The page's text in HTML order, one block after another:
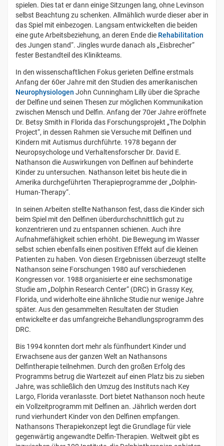
spielen. Dies tat er dann einige Sitzungen lang, ohne Levinson
selbst Beachtung zu schenken. Allmählich wurde dieser aber in
das Spiel mit einbezogen. Langsam entwickelten die beiden
eine gute Arbeitsbeziehung, an deren Ende die Rehabilitation
des Jungen stand“. Jingles wurde danach als „Eisbrecher“
fester Bestandteil des Klinikteams.
In den wissenschaftlichen Fokus gerieten Delfine erstmals
Anfang der 60er Jahre mit den Studien des amerikanischen
Neurophysiologen John Cunningham Lilly über die Sprache
der Delfine und seinen Thesen zur möglichen Kommunikation
zwischen Mensch und Delfin. Anfang der 70er Jahre eröffnete
Dr. Betsy Smith in Florida das Forschungsprojekt „The Dolphin
Project“, in dessen Rahmen sie Versuche mit Delfinen und
Kindern mit Autismus durchführte. 1978 begann der
Neuropsychologe und Verhaltensforscher Dr. David E.
Nathanson die Auswirkungen von Delfinen auf behinderte
Kinder zu untersuchen. Nathanson leitet bis heute die in
Amerika durchgeführten Therapieprogramme der „Dolphin-
Human-Therapy“.
In seinen Arbeiten stellte Nathanson fest, dass die Kinder sich
beim Spiel mit den Delfinen überdurchschnittlich gut zu
konzentrieren und zu entspannen schienen. Auch ihre
Aufnahmefähigkeit schien erhöht. Die Bewegung im Wasser
selbst schien ebenfalls einen positiven Effekt auf die kleinen
Patienten zu haben. Von diesen Ergebnissen überzeugt stellte
Nathanson seine Forschungen 1980 auf verschiedenen
Kongressen vor. 1988 organisierte er eine sechsmonatige
Studie am „Dolphin Research Center“ (DRC) in Grassy Key,
Florida, und widerholte eine ähnliche Studie nur wenige Jahre
später. Aus den gesammelten Resultaten der Studien
entwickelte er das umfangreiche Behandlungsprogramm des
DRC.
Bis 1994 konnten dort mehr als fünfhundert Kinder und
Erwachsene aus der ganzen Welt an Nathansons
Delfintherapie teilnehmen. Durch den großen Erfolg des
Programms betrug die Wartezeit auf einen Platz bis zu sieben
Jahre, was schließlich den Umzug des Instituts nach Key
Largo, Florida veranlasste. Dort bietet Nathanson noch heute
ein Vollzeitprogramm mit Delfinen an. Jährlich werden dort
rund vierhundert Kinder von den Delfinen empfangen.
Nathansons Therapiekonzept legt die Grundlage für viele
gegenwärtig angewandte Delfin-Therapien. Weltweit gibt es